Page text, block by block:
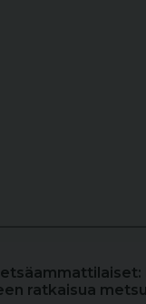
ratkaisua